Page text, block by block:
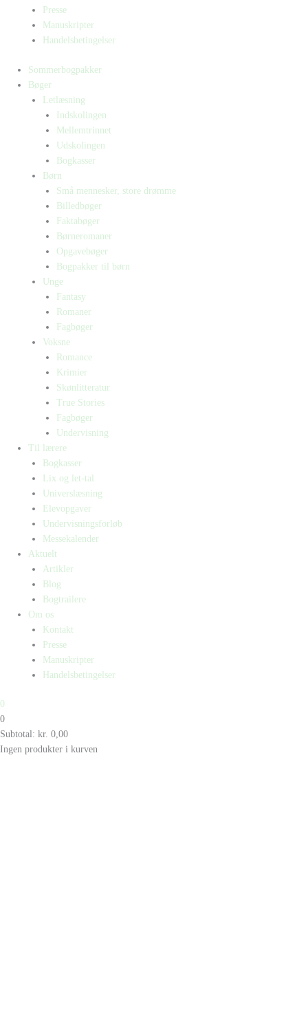
Presse
Manuskripter
Handelsbetingelser
Sommerbogpakker
Bøger
Letlæsning
Indskolingen
Mellemtrinnet
Udskolingen
Bogkasser
Børn
Små mennesker, store drømme
Billedbøger
Faktabøger
Børneromaner
Opgavebøger
Bogpakker til børn
Unge
Fantasy
Romaner
Fagbøger
Voksne
Romance
Krimier
Skønlitteratur
True Stories
Fagbøger
Undervisning
Til lærere
Bogkasser
Lix og let-tal
Universlæsning
Elevopgaver
Undervisningsforløb
Messekalender
Aktuelt
Artikler
Blog
Bogtrailere
Om os
Kontakt
Presse
Manuskripter
Handelsbetingelser
0
0
Subtotal: kr. 0,00
Ingen produkter i kurven